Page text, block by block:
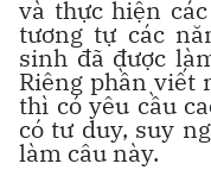
và thực hiện
tương tự các
sinh đã được
Riêng phần viết
thì có yêu cầu
có tư duy, suy
làm câu này.